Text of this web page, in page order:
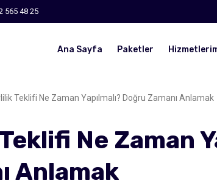
565 48 25
Ana Sayfa Paketler
Teklifi Ne Zaman Yapılmalı? Doğru Zamanı Anlamak
Ne Zaman
Anlamak